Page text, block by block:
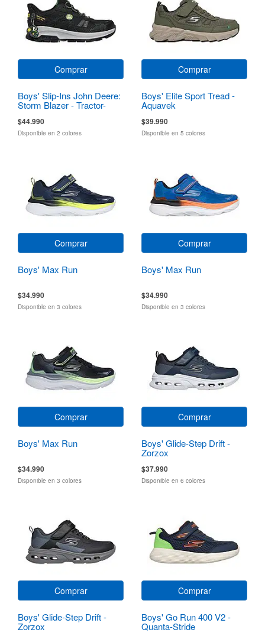
Comprar
Boys' Slip-Ins John Deere:
Storm Blazer - Tractor-
$44.990
Disponible en 2 colores
Comprar
Boys' Elite Sport Tread -
Aquavek
$39.990
Disponible en 5 colores
Comprar
Boys' Max Run
$34.990
Disponible en 3 colores
Comprar
Boys' Max Run
$34.990
Disponible en 3 colores
Comprar
Boys' Max Run
$34.990
Disponible en 3 colores
Comprar
Boys' Glide-Step Drift -
Zorzox
$37.990
Disponible en 6 colores
Comprar
Boys' Glide-Step Drift -
Zorzox
Comprar
Boys' Go Run 400 V2 -
Quanta-Stride